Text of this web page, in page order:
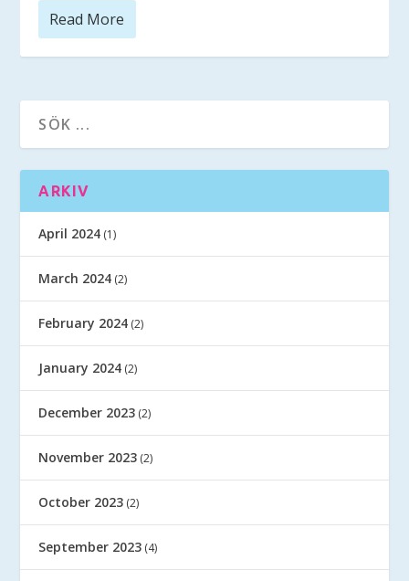
Read More
ARKIV
April 2024 (1)
March 2024 (2)
February 2024 (2)
January 2024 (2)
December 2023 (2)
November 2023 (2)
October 2023 (2)
September 2023 (4)